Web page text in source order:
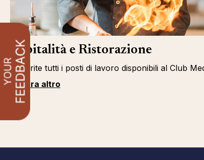
Ospitalità e Ristorazione
Scoprite tutti i posti di lavoro disponibili al Club
Mostra altro